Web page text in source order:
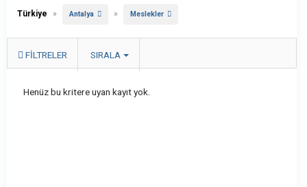
Türkiye » Antalya » Meslekler
FILTRELER SIRALA
Henüz bu kritere uyan kayıt yok.